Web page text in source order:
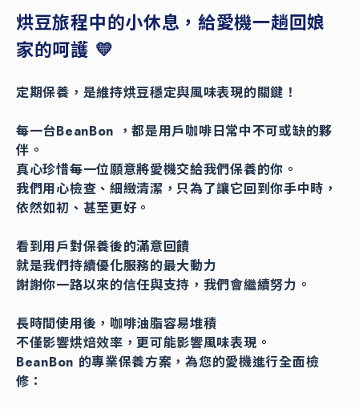
烘豆旅程中的小休息，給愛機一趟回娘
家的呵護 💛
定期保養，是維持烘豆穩定與風味表現的關鍵！
每一台BeanBon ，都是用戶咖啡日常中不可或缺的夥
伴。
真心珍惜每一位願意將愛機交給我們保養的你。
我們用心檢查、細緻清潔，只為了讓它回到你手中時，
依然如初、甚至更好。
看到用戶對保養後的滿意回饋
就是我們持續優化服務的最大動力
謝謝你一路以來的信任與支持，我們會繼續努力。
長時間使用後，咖啡油脂容易堆積
不僅影響烘焙效率，更可能影響風味表現。
BeanBon 的專業保養方案，為您的愛機進行全面檢
修：